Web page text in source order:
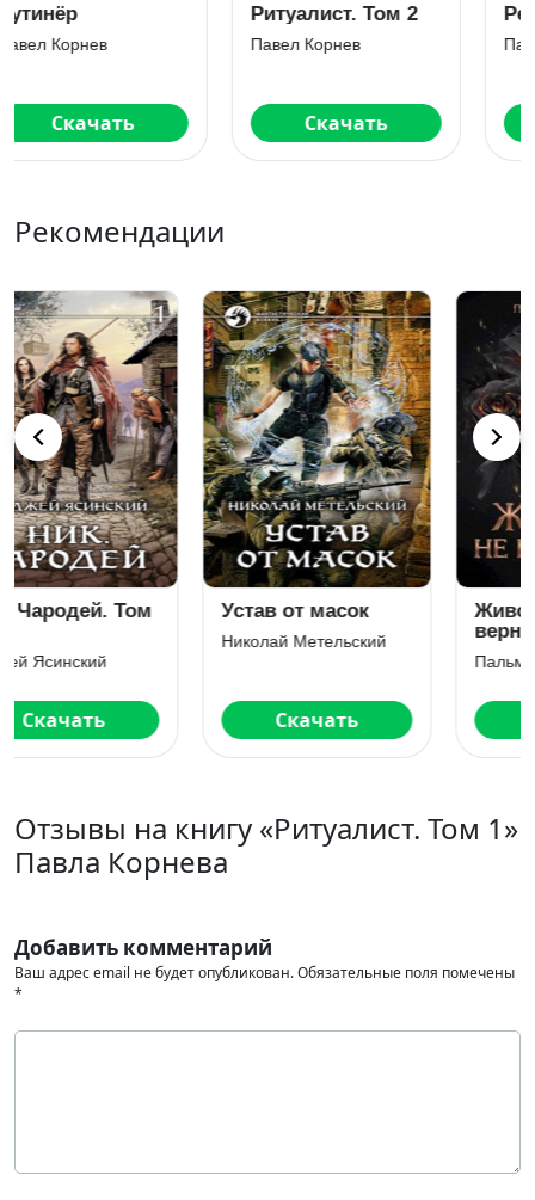
Ренегат
Павел Корнев
Скачать
Ревенант
Павел Корнев
Скачать
Рекомендации
Живой ты не
Пальмира Керлис
Читать
Камень Книга
четвёртая
Скачать
Отзывы на книгу «Ритуалист. Том 1»
Павла Корнева
Добавить комментарий
Ваш адрес email не будет опубликован.Обязательные поля помечены
*